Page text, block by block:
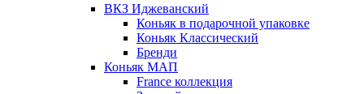
ВКЗ Иджеванский
Коньяк в подарочной упаковке
Коньяк Классический
Бренди
Коньяк МАП
France коллекция